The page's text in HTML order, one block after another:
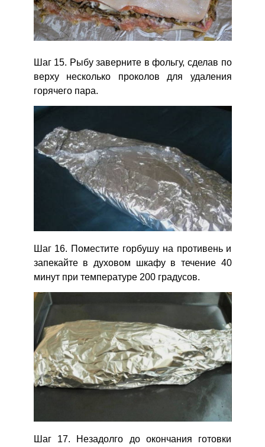
Шаг 15. Рыбу заверните в фольгу, сделав по
верху несколько проколов для удаления
горячего пара.
Шаг 16. Поместите горбушу на противень и
запекайте в духовом шкафу в течение 40
минут при температуре 200 градусов.
Шаг 17. Незадолго до окончания готовки